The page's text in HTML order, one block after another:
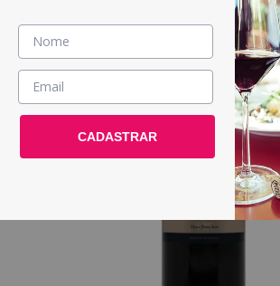
Vinhos >
País / Região >
Le Club >CADASTRAR